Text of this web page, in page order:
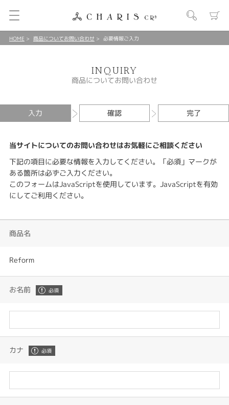
HOME 商品についてお問い合わせ 必要情報ご入力
INQUIRY
商品についてお問い合わせ
入力 確認 完了
当サイトについてのお問い合わせはお気軽にご相談ください
下記の項目に必要な情報を入力してください。「必須」マークが
ある箇所は必ずご入力ください。
このフォームはJavaScriptを使用しています。JavaScriptを有効
にしてご利用ください。
商品名
Reform
お名前
カナ